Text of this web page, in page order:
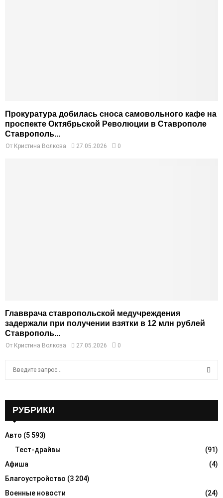
Прокуратура добилась сноса самовольного кафе на
проспекте Октябрьской Революции в Ставрополе
Ставрополь...
От Кристина Волкова 27.05.2026 0
Главврача ставропольской медучреждения
задержали при получении взятки в 12 млн рублей
Ставрополь...
От Кристина Волкова 27.05.2026 0
o
R
C
H
РУБРИКИ
Авто (5 593)
Тест-драйвы
(91)
Афиша
(4)
Благоустройство (3 204)
Военные новости
(24)